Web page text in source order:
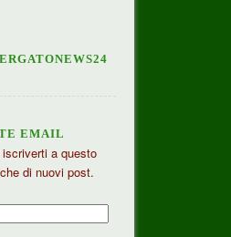
EMAIL
a questo
di nuovi post.